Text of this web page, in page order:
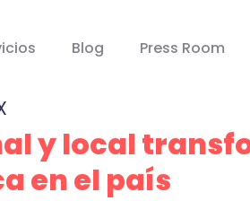
Blog Press Room
y local
en el país